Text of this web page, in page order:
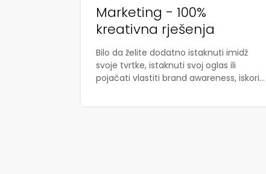
Marketing - 100%
kreativna rješenja
Bilo da želite dodatno istaknuti imidž
svoje tvrtke, istaknuti svoj oglas ili
pojačati vlastiti brand awareness, iskori...